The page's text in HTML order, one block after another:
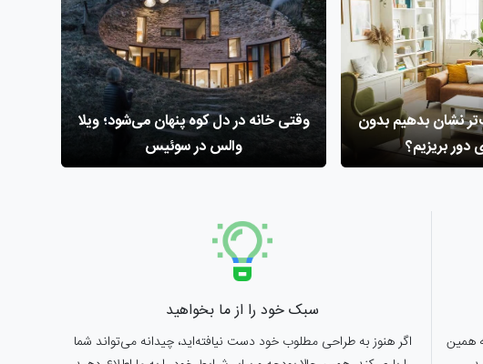
نشان بدهیم بدون
دور بریزیم؟
وقتی خانه در دل کوه پنهان می‌شود؛ ویلا
والس در سوئیس
همین
سبک خود را از ما بخواهید
اگر هنوز به طراحی مطلوب خود دست نیافته‌اید، چیدانه می‌تواند شما